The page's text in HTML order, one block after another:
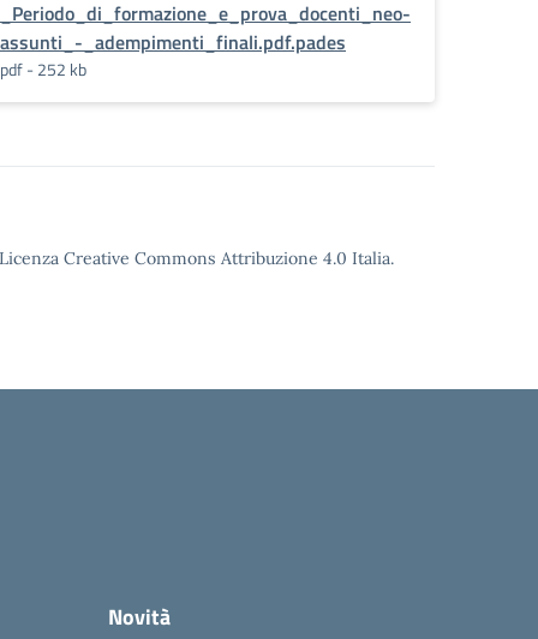
_Periodo_di_formazione_e_prova_docenti_neo-
assunti_-_adempimenti_finali.pdf.pades
pdf - 252 kb
Creative Commons Attribuzione 4.0 Italia.
Novità